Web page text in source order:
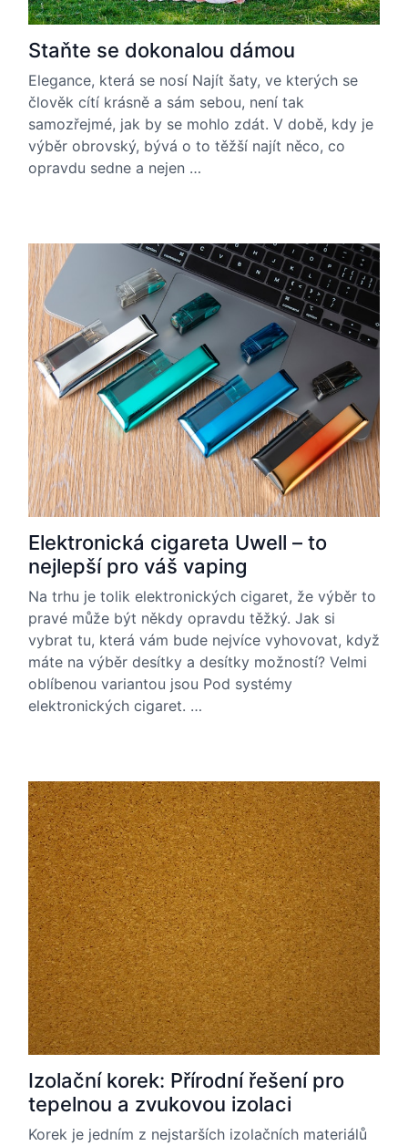
Staňte se dokonalou dámou
Elegance, která se nosí Najít šaty, ve kterých se
člověk cítí krásně a sám sebou, není tak
samozřejmé, jak by se mohlo zdát. V době, kdy je
výběr obrovský, bývá o to těžší najít něco, co
opravdu sedne a nejen …
Elektronická cigareta Uwell – to
nejlepší pro váš vaping
Na trhu je tolik elektronických cigaret, že výběr to
pravé může být někdy opravdu těžký. Jak si
vybrat tu, která vám bude nejvíce vyhovovat, když
máte na výběr desítky a desítky možností? Velmi
oblíbenou variantou jsou Pod systémy
elektronických cigaret. …
Izolační korek: Přírodní řešení pro
tepelnou a zvukovou izolaci
Korek je jedním z nejstarších izolačních materiálů